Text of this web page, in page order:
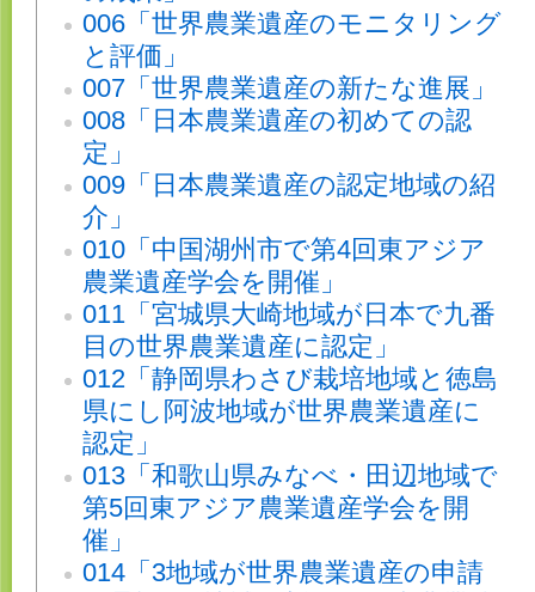
006「世界農業遺産のモニタリング
と評価」
007「世界農業遺産の新たな進展」
008「日本農業遺産の初めての認
定」
009「日本農業遺産の認定地域の紹
介」
010「中国湖州市で第4回東アジア
農業遺産学会を開催」
011「宮城県大崎地域が日本で九番
目の世界農業遺産に認定」
012「静岡県わさび栽培地域と徳島
県にし阿波地域が世界農業遺産に
認定」
013「和歌山県みなべ・田辺地域で
第5回東アジア農業遺産学会を開
催」
014「3地域が世界農業遺産の申請